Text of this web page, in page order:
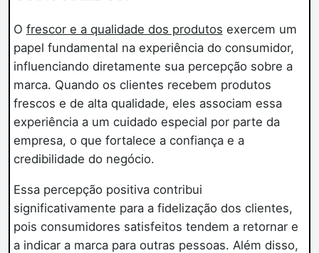
O frescor e a qualidade dos produtos exercem um
papel fundamental na experiência do consumidor,
influenciando diretamente sua percepção sobre a
marca. Quando os clientes recebem produtos
frescos e de alta qualidade, eles associam essa
experiência a um cuidado especial por parte da
empresa, o que fortalece a confiança e a
credibilidade do negócio.
Essa percepção positiva contribui
significativamente para a fidelização dos clientes,
pois consumidores satisfeitos tendem a retornar e
a indicar a marca para outras pessoas. Além disso,